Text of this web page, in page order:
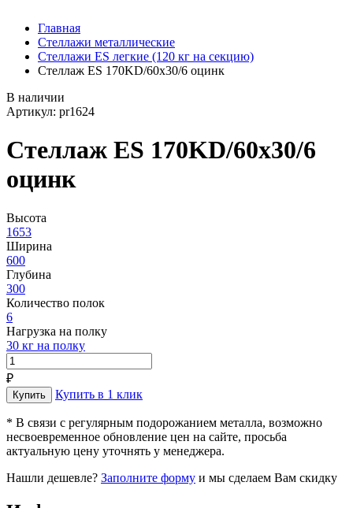
Главная
Стеллажи металлические
Стеллажи ES легкие (120 кг на секцию)
Стеллаж ES 170KD/60х30/6 оцинк
В наличии
Артикул: pr1624
Стеллаж ES 170KD/60х30/6
оцинк
Высота
1653
Ширина
600
Глубина
300
Количество полок
6
Нагрузка на полку
30 кг на полку
₽
Купить в 1 клик
* В связи с регулярным подорожанием металла, возможно
несвоевременное обновление цен на сайте, просьба
актуальную цену уточнять у менеджера.
Нашли дешевле? Заполните форму и мы сделаем Вам скидку